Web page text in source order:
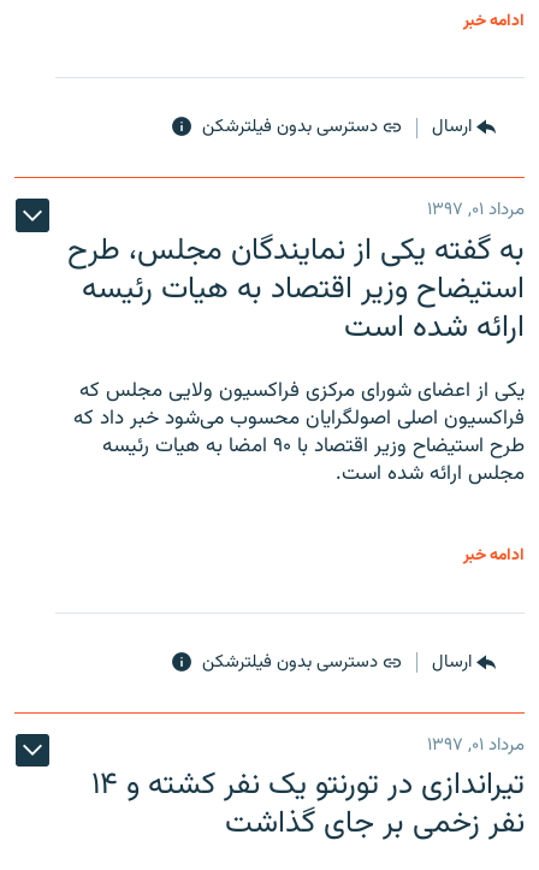
ادامه خبر
ارسال دسترسی بدون فیلترشکن
مرداد ۰۱, ۱۳۹۷
به گفته یکی از نمایندگان مجلس، طرح
استیضاح وزیر اقتصاد به هیات رئیسه
ارائه شده است
یکی از اعضای شورای مرکزی فراکسیون ولایی مجلس که
فراکسیون اصلی اصولگرایان محسوب می‌شود خبر داد که
طرح استیضاح وزیر اقتصاد با ۹۰ امضا به هیات رئیسه
مجلس ارائه شده است.
ادامه خبر
ارسال دسترسی بدون فیلترشکن
مرداد ۰۱, ۱۳۹۷
تیراندازی در تورنتو یک نفر کشته و ۱۴
نفر زخمی بر جای گذاشت